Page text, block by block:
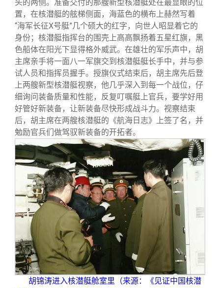
头的两侧。准备交付的那艘新型核潜艇处在最显眼的位
置，在核潜艇的舷梯侧面，海蓝色的横布上赫然写着
“海军长征X号艇”几个硕大的红字，向世人昭显着它的
身份；核潜艇指挥台的围壳上高高飘扬着五星红旗，黑
色船体在阳光下显得格外威武。在雄壮的军乐声中，胡
主席亲手将一面八一军旗交到核潜艇艇长手中，并与参
试人员和指挥员握手。授旗仪式结束后，胡主席先后登
上两艘新型核潜艇视察，他几乎深入到每一个战位，仔
细询问装备质量和性能，反复叮嘱艇上官兵，要学好用
好管好新装备，让新装备尽快形成战斗力。视察结束
后，胡主席在两艘核潜艇的《航海日志》上签了名，并
勉励官兵们做驾驭新装备的开拓者。
胡锦涛进入核潜艇舱室里（来源：《见证中国核潜